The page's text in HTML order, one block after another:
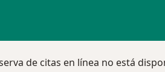
de citas en línea no está